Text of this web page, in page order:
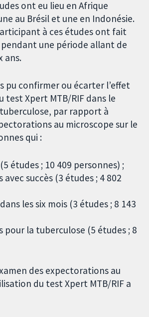
ont eu lieu en Afrique
au Brésil et une en Indonésie.
à ces études ont fait
pendant une période allant de
ans.
pu confirmer ou écarter l’effet
test Xpert MTB/RIF dans le
par rapport à
au microscope sur le
qui :
études ; 10 409 personnes) ;
succès (3 études ; 4 802
les six mois (3 études ; 8 143
la tuberculose (5 études ; 8
des expectorations au
du test Xpert MTB/RIF a